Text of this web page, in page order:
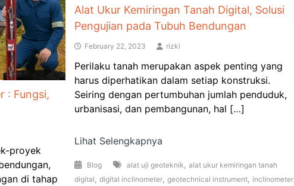
: Fungsi,
proyek
di tahap
Alat Ukur Kemiringan Tanah Digital, Solusi
Pengujian pada Tubuh Bendungan
February 22, 2023 rizki
Perilaku tanah merupakan aspek penting yang
harus diperhatikan dalam setiap konstruksi.
Seiring dengan pertumbuhan jumlah penduduk,
urbanisasi, dan pembangunan, hal […]
Lihat Selengkapnya
Blog alat uji geoteknik ,alat ukur kemiringan tanah
digital ,digital inclinometer,geotechnical instrument, inclinometer